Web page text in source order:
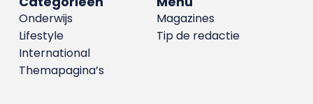
Magazines
Tip de redactie
Onderwijs
Lifestyle
International
Themapagina’s